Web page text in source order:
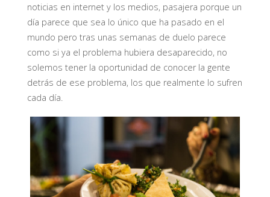
noticias en internet y los medios, pasajera porque un
día parece que sea lo único que ha pasado en el
mundo pero tras unas semanas de duelo parece
como si ya el problema hubiera desaparecido, no
solemos tener la oportunidad de conocer la gente
detrás de ese problema, los que realmente lo sufren
cada día.